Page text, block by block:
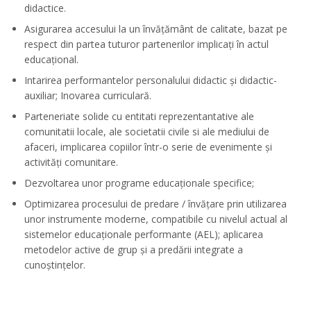
didactice.
Asigurarea accesului la un învățământ de calitate, bazat pe
respect din partea tuturor partenerilor implicați în actul
educațional.
Intarirea performantelor personalului didactic şi didactic-
auxiliar; Inovarea curriculară.
Parteneriate solide cu entitati reprezentantative ale
comunitatii locale, ale societatii civile si ale mediului de
afaceri, implicarea copiilor într-o serie de evenimente şi
activităţi comunitare.
Dezvoltarea unor programe educaţionale specifice;
Optimizarea procesului de predare / învăţare prin utilizarea
unor instrumente moderne, compatibile cu nivelul actual al
sistemelor educaţionale performante (AEL); aplicarea
metodelor active de grup și a predării integrate a
cunoștințelor.